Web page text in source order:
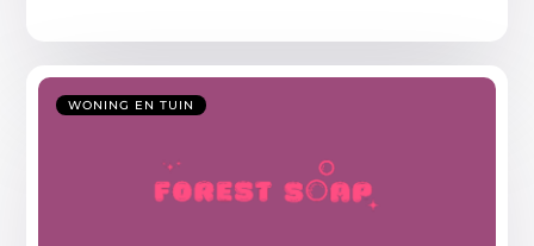
WONING EN TUIN